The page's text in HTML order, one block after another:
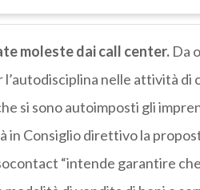
moleste dai call center.Da
nelle attività
si sono autoimposti gli
in Consiglio direttivo la
“intende garantire